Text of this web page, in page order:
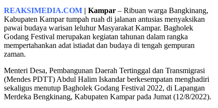
REAKSIMEDIA.COM | Kampar – Ribuan warga Bangkinang,
Kabupaten Kampar tumpah ruah di jalanan antusias menyaksikan
pawai budaya warisan leluhur Masyarakat Kampar. Bagholek
Godang Festival merupakan kegiatan tahunan dalam rangka
mempertahankan adat istiadat dan budaya di tengah gempuran
zaman.
Menteri Desa, Pembangunan Daerah Tertinggal dan Transmigrasi
(Mendes PDTT) Abdul Halim Iskandar berkesempatan menghadiri
sekaligus menutup Bagholek Godang Festival 2022, di Lapangan
Merdeka Bengkinang, Kabupaten Kampar pada Jumat (12/8/2022).